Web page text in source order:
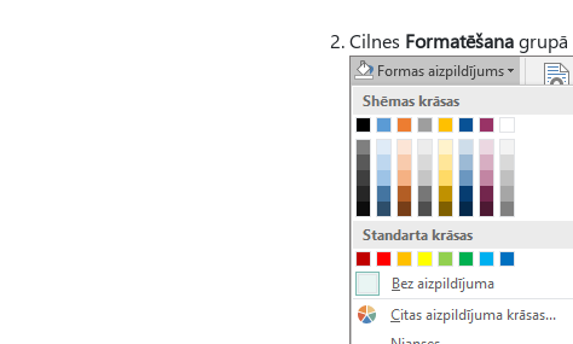
Cilnes Formatēšanagrupā